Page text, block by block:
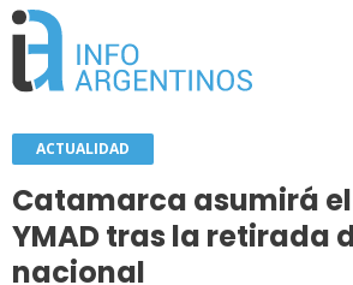
ACTUALIDAD
Catamarca asumirá
YMAD tras la retirada
nacional